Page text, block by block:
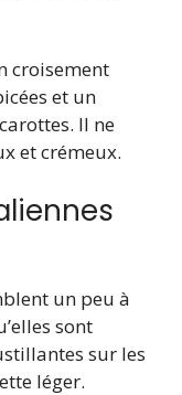
croisement
et un
Il ne
et crémeux.
un peu à
sont
sur les
léger.